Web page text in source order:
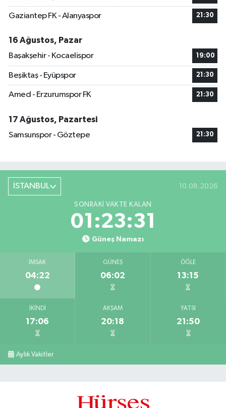
Gaziantep FK - Alanyaspor 21:30
16 Ağustos, Pazar
Başakşehir - Kocaelispor
19:00
Beşiktaş - Eyüpspor 21:30
Amed - Erzurumspor FK 21:30
17 Ağustos, Pazartesi
Samsunspor - Göztepe
21:30
İSTANBUL 10.08.2026
SONRAKI VAKTE KALAN
01:23:30
Güneş Namazı
İMSAK
04:22
GÜNEŞ
06:02
ÖĞLE
13:15
İKINDI
17:06
AKŞAM
20:18
YATSI
21:50
Aylık Vakitler